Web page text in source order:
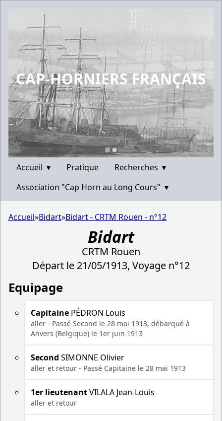
CAP-HORNIERS FRANÇAIS
Accueil ▾ Pratique Recherches ▾
Association "Cap Horn au Long Cours" ▾
Accueil»Bidart»Bidart - CRTM Rouen - n°12
Bidart
CRTM Rouen
Départ le 21/05/1913, Voyage n°12
Equipage
Capitaine PÉDRON Louis
aller - Passé Second le 28 mai 1913, débarqué à
Anvers (Belgique) le 1er juin 1913
Second SIMONNE Olivier
aller et retour - Passé Capitaine le 28 mai 1913
1er lieutenantVILALA Jean-Louis
aller et retour